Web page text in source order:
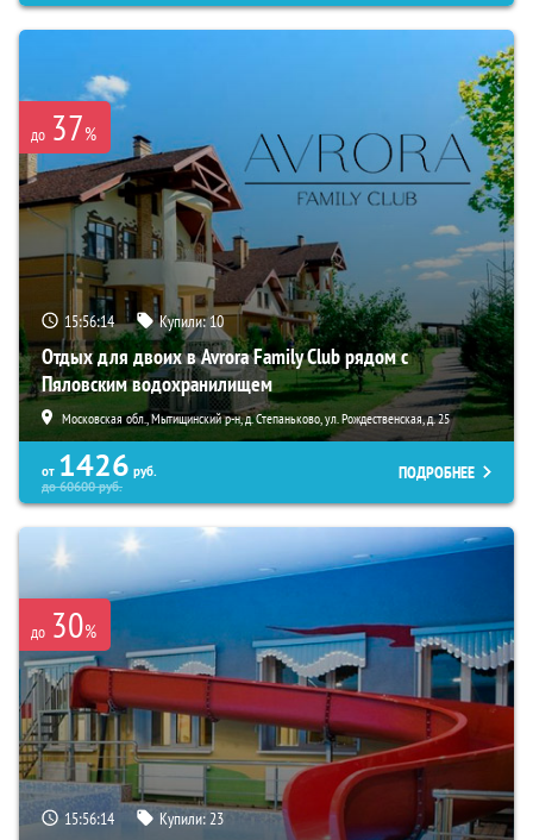
до 37%
15:56:13 Купили:10
Отдых для двоих в Avrora Family Club рядом с
Пяловским водохранилищем
Московская обл., Мытищинский р-н, д. Степаньково, ул. Рождественская, д. 25
от 1426 руб.
до60600руб.
ПОДРОБНЕЕ
до 30%
15:56:13 Купили:23